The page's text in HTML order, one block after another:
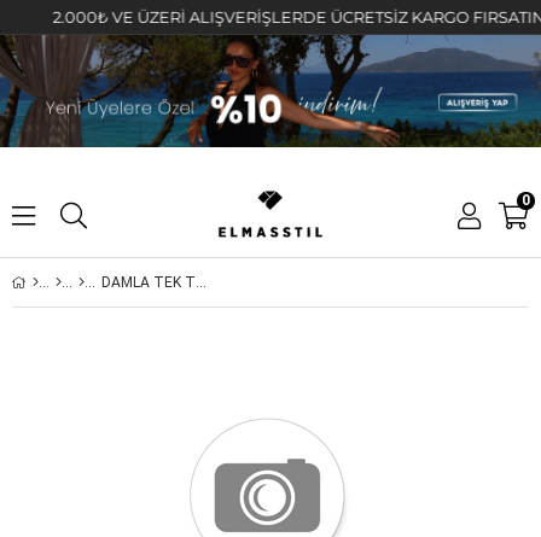
2.000₺ VE ÜZERİ ALIŞVERİŞLERDE ÜCRETSİZ KARGO FIRSATINI
0
DAMLA TEK TAŞ KOLYE